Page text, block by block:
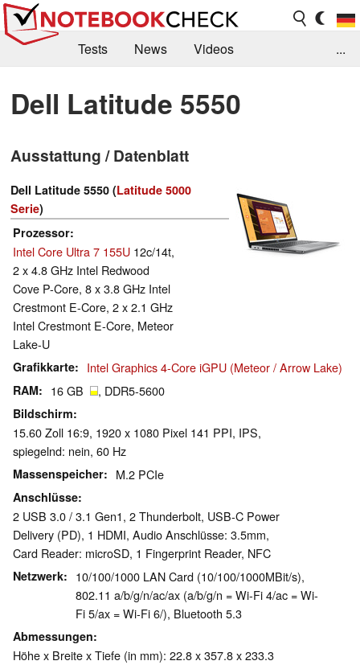
Tests News
Videos
Kaufberatung
Deals Suche
Forum
...
Dell Latitude 5550
Ausstattung / Datenblatt
Dell Latitude 5550 (Latitude 5000
Serie)
Prozessor
Intel Core Ultra 7 155U 12c/14t,
2 x 4.8 GHz Intel Redwood
Cove P-Core, 8 x 3.8 GHz Intel
Crestmont E-Core, 2 x 2.1 GHz
Intel Crestmont E-Core, Meteor
Lake-U
Grafikkarte Intel Graphics 4-Core iGPU (Meteor / Arrow Lake)
RAM 16 GB , DDR5-5600
Bildschirm
15.60 Zoll 16:9, 1920 x 1080 Pixel 141 PPI, IPS,
spiegelnd: nein, 60 Hz
Massenspeicher M.2 PCIe
Anschlüsse
2 USB 3.0 / 3.1 Gen1, 2 Thunderbolt, USB-C Power
Delivery (PD), 1 HDMI, Audio Anschlüsse: 3.5mm,
Card Reader: microSD, 1 Fingerprint Reader, NFC
Netzwerk
10/100/1000 LAN Card (10/100/1000MBit/s),
802.11 a/b/g/n/ac/ax (a/b/g/n = Wi-Fi 4/ac = Wi-
Fi 5/ax = Wi-Fi 6/), Bluetooth 5.3
Abmessungen
Höhe x Breite x Tiefe (in mm): 22.8 x 357.8 x 233.3